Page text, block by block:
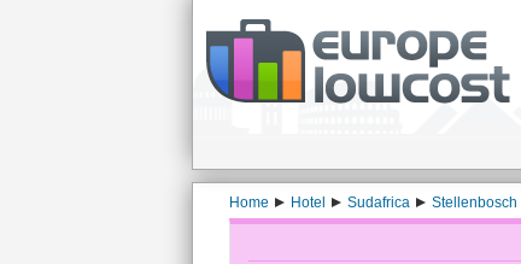
Home Hotel Sudafrica Stellenbosch